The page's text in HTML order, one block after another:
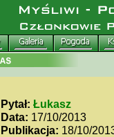
Pytał: Łukasz
Data: 17/10/2013
Publikacja: 18/10/